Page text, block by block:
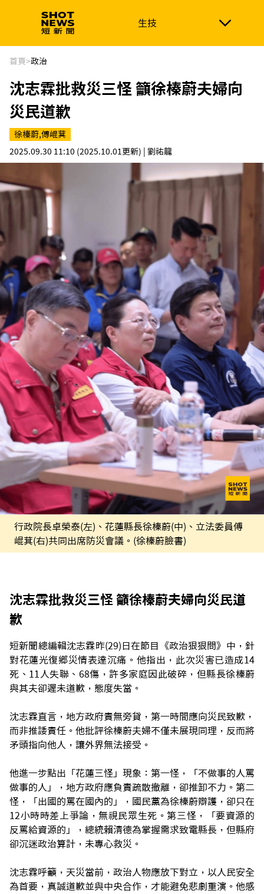
生技
生技 政治
新南向 體育
首頁>政治
沈志霖批救災三怪 籲徐榛蔚夫婦向
災民道歉
徐榛蔚,傅崐萁
2025.09.30 11:10 (2025.10.01更新) | 劉祐龍
行政院長卓榮泰(左)、花蓮縣長徐榛蔚(中)、立法委員傅
崐萁(右)共同出席防災會議。(徐榛蔚臉書)
沈志霖批救災三怪 籲徐榛蔚夫婦向災民道
歉
短新聞總編輯沈志霖昨(29)日在節目《政治狠狠問》中，針
對花蓮光復鄉災情表達沉痛。他指出，此次災害已造成14
死、11人失聯、68傷，許多家庭因此破碎，但縣長徐榛蔚
與其夫卻遲未道歉，態度失當。
沈志霖直言，地方政府責無旁貸，第一時間應向災民致歉，
而非推諉責任。他批評徐榛蔚夫婦不僅未展現同理，反而將
矛頭指向他人，讓外界無法接受。
他進一步點出「花蓮三怪」現象：第一怪，「不做事的人罵
做事的人」，地方政府應負責疏散撤離，卻推卸不力。第二
怪，「出國的罵在國內的」，國民黨為徐榛蔚辯護，卻只在
12小時時差上爭論，無視民眾生死。第三怪，「要資源的
反罵給資源的」，總統賴清德為掌握需求致電縣長，但縣府
卻沉迷政治算計，未專心救災。
沈志霖呼籲，天災當前，政治人物應放下對立，以人民安全
為首要，真誠道歉並與中央合作，才能避免悲劇重演。他感